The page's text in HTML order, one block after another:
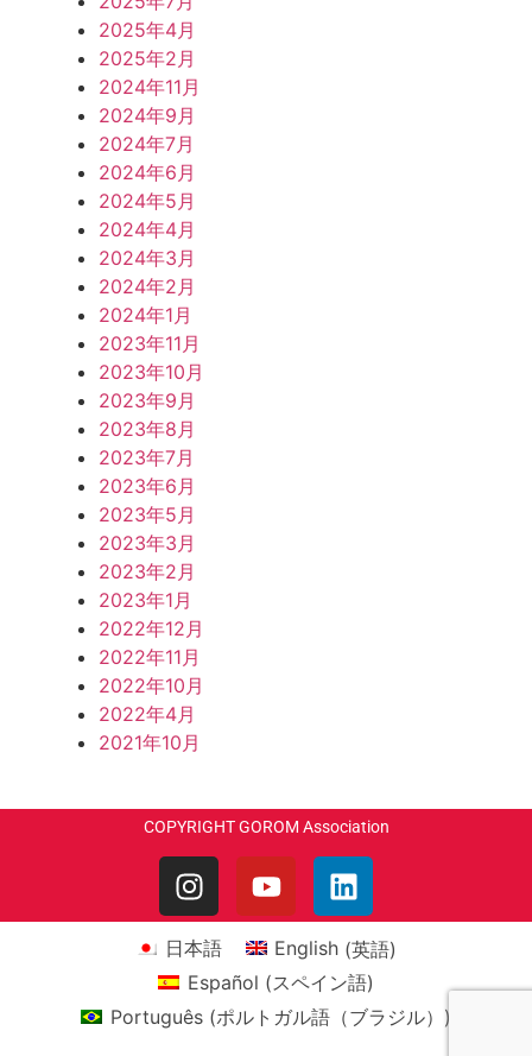
2025年4月
2025年2月
2024年11月
2024年9月
2024年7月
2024年6月
2024年5月
2024年4月
2024年3月
2024年2月
2024年1月
2023年11月
2023年10月
2023年9月
2023年8月
2023年7月
2023年6月
2023年5月
2023年3月
2023年2月
2023年1月
2022年12月
2022年11月
2022年10月
2022年4月
2021年10月
COPYRIGHT GOROM Association
日本語 English(英語)
Español (スペイン語)
Português(ポルトガル語（ブラジル） )